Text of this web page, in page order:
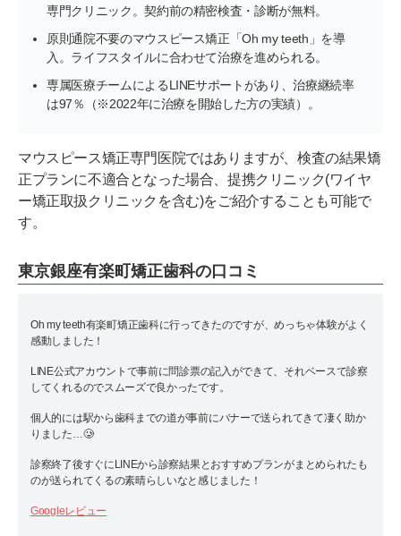
専門クリニック。契約前の精密検査・診断が無料。
原則通院不要のマウスピース矯正「Oh my teeth」を導
入。ライフスタイルに合わせて治療を進められる。
専属医療チームによるLINEサポートがあり、治療継続率
は97％（※2022年に治療を開始した方の実績）。
マウスピース矯正専門医院ではありますが、検査の結果矯
正プランに不適合となった場合、提携クリニック(ワイヤ
ー矯正取扱クリニックを含む)をご紹介することも可能で
す。
東京銀座有楽町矯正歯科の口コミ
Oh my teeth有楽町矯正歯科に行ってきたのですが、めっちゃ体験がよく
感動しました！
LINE公式アカウントで事前に問診票の記入ができて、それベースで診察
してくれるのでスムーズで良かったです。
個人的には駅から歯科までの道が事前にバナーで送られてきて凄く助か
りました…🥲
診察終了後すぐにLINEから診察結果とおすすめプランがまとめられたも
のが送られてくるの素晴らしいなと感じました！
Googleレビュー